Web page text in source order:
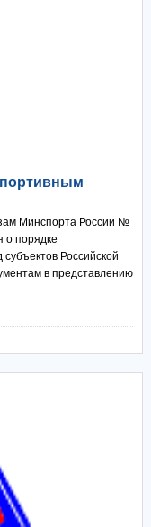
Минспорта России №
о порядке
Российской
в представлению